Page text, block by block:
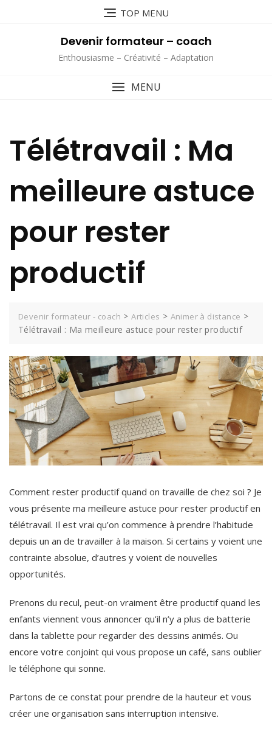
TOP MENU
Devenir formateur – coach
Enthousiasme – Créativité – Adaptation
MENU
Télétravail : Ma
meilleure astuce
pour rester
productif
Devenir formateur - coach >Articles > Animer à distance >
Télétravail : Ma meilleure astuce pour rester productif
Comment rester productif quand on travaille de chez soi ? Je
vous présente ma meilleure astuce pour rester productif en
télétravail. Il est vrai qu’on commence à prendre l’habitude
depuis un an de travailler à la maison. Si certains y voient une
contrainte absolue, d’autres y voient de nouvelles
opportunités.
Prenons du recul, peut-on vraiment être productif quand les
enfants viennent vous annoncer qu’il n’y a plus de batterie
dans la tablette pour regarder des dessins animés. Ou
encore votre conjoint qui vous propose un café, sans oublier
le téléphone qui sonne.
Partons de ce constat pour prendre de la hauteur et vous
créer une organisation sans interruption intensive.